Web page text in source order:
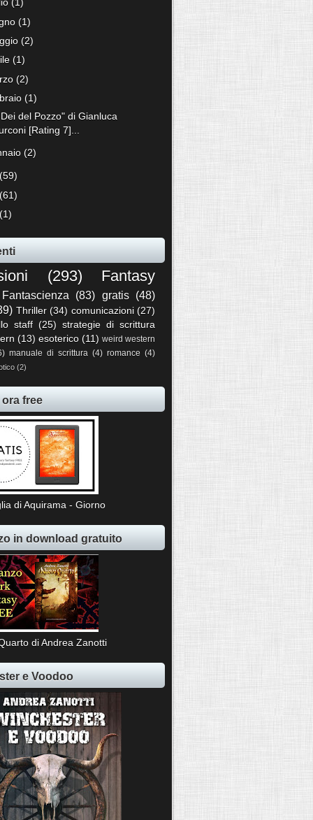
(1)
(1)
(2)
(1)
(2)
(1)
del Pozzo" di Gianluca
[Rating 7]...
(2)
(59)
(61)
(1)
(293) Fantasy
Fantascienza (83) gratis (48)
Thriller (34) comunicazioni (27)
staff (25) strategie di scrittura
(13) esoterico (11) weird western
manuale di scrittura (4) romance (4)
(2)
free
di Aquirama - Giorno
in download gratuito
di Andrea Zanotti
e Voodoo